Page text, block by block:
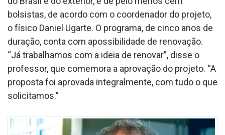
bolsistas, de acordo com o coordenador do projeto,
o físico Daniel Ugarte. O programa, de cinco anos de
duração, conta com apossibilidade de renovação.
“Já trabalhamos com a ideia de renovar”, disse o
professor, que comemora a aprovação do projeto. “A
proposta foi aprovada integralmente, com tudo o que
solicitamos.”